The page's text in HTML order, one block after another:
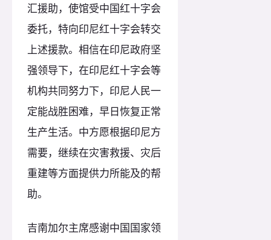
汇援助，使馆受中国红十字会
委托，特向印尼红十字会转交
上述援款。相信在印尼政府坚
强领导下，在印尼红十字会等
机构共同努力下，印尼人民一
定能战胜困难，早日恢复正常
生产生活。中方愿根据印尼方
需要，继续在灾害救援、灾后
重建等方面提供力所能及的帮
助。
吉南加尔主席感谢中国国家领